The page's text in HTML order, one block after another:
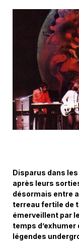
Disparus dans
après leurs
désormais entre
terreau fertile de
émerveillent par
temps
légendes